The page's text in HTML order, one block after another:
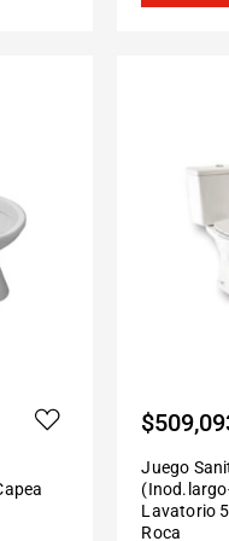
$
Juego
Lavatorio
Roca